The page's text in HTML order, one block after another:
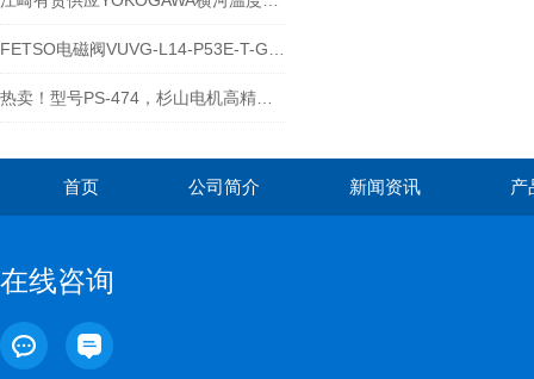
首页 公司简介 新闻资讯 产
在线咨询